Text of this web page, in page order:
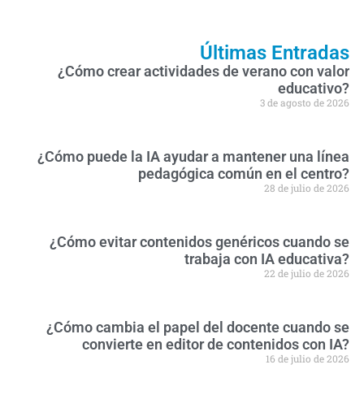
Últimas Entradas
¿Cómo crear actividades de verano con valor
educativo?
3 de agosto de 2026
¿Cómo puede la IA ayudar a mantener una línea
pedagógica común en el centro?
28 de julio de 2026
¿Cómo evitar contenidos genéricos cuando se
trabaja con IA educativa?
22 de julio de 2026
¿Cómo cambia el papel del docente cuando se
convierte en editor de contenidos con IA?
16 de julio de 2026